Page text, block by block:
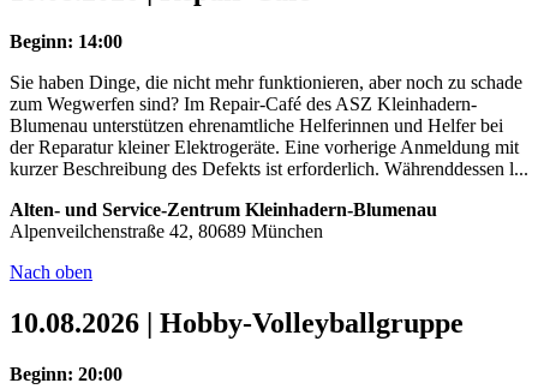
Beginn: 14:00
Sie haben Dinge, die nicht mehr funktionieren, aber noch zu schade
zum Wegwerfen sind? Im Repair-Café des ASZ Kleinhadern-
Blumenau unterstützen ehrenamtliche Helferinnen und Helfer bei
der Reparatur kleiner Elektrogeräte. Eine vorherige Anmeldung mit
kurzer Beschreibung des Defekts ist erforderlich. Währenddessen l...
Alten- und Service-Zentrum Kleinhadern-Blumenau
Alpenveilchenstraße 42, 80689 München
Nach oben
10.08.2026 | Hobby-Volleyballgruppe
Beginn: 20:00